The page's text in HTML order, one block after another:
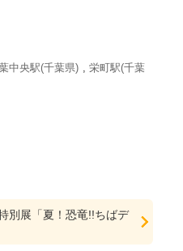
中央駅(千葉県) , 栄町駅(千葉
別展「夏！恐竜!!ちばデ